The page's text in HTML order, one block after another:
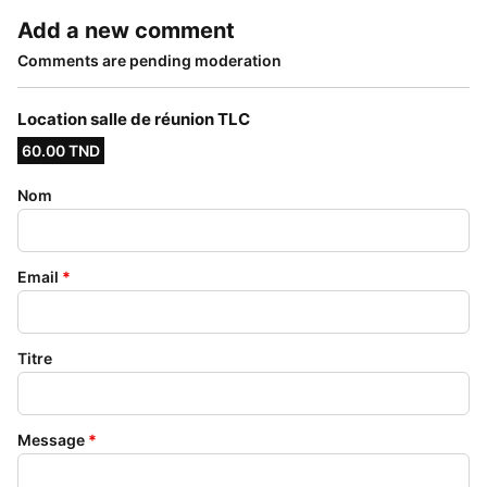
Add a new comment
Comments are pending moderation
Location salle de réunion TLC
60.00 TND
Nom
Email *
Titre
Message *